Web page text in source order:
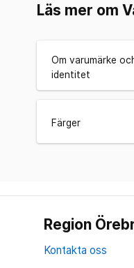
Läs mer om
Om varumärke
identitet
Färger
Region
Kontakta oss